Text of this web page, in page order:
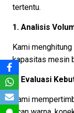
tertentu.
1. Analisis
Kami
kapasitas mesin
2. Evaluasi
Kami